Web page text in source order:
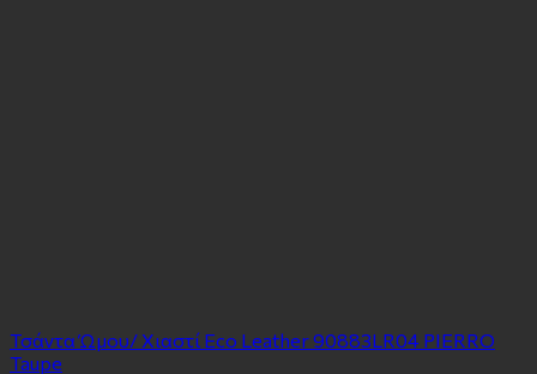
Τσάντα Ώμου/ Χιαστί Eco Leather 90883LR04 PIERRO
Taupe